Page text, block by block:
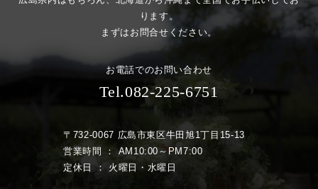
ります。
まずはお問合せください。
お電話でのお問い合わせ
Tel.082-225-6751
〒732-0067 広島市東区牛田旭1丁目15-13
営業時間 ： AM10:00～PM7:00
定休日 ： 火曜日・水曜日